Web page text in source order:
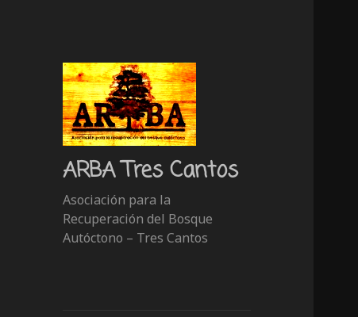
ARBA Tres Cantos
Asociación para la
Recuperación del Bosque
Autóctono – Tres Cantos